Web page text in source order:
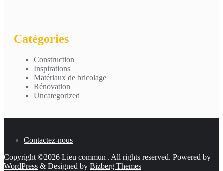
Catégories
Construction
Inspirations
Matériaux de bricolage
Rénovation
Uncategorized
Contactez-nous
Copyright ©2026 Lieu commun . All rights reserved. Powered by
WordPress & Designed by Bizberg Themes